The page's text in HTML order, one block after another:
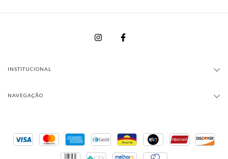
INSTITUCIONAL
NAVEGAÇÃO